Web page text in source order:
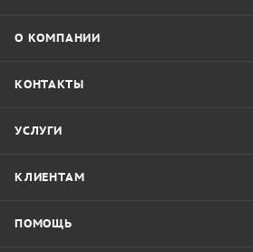
О КОМПАНИИ
КОНТАКТЫ
УСЛУГИ
КЛИЕНТАМ
ПОМОЩЬ